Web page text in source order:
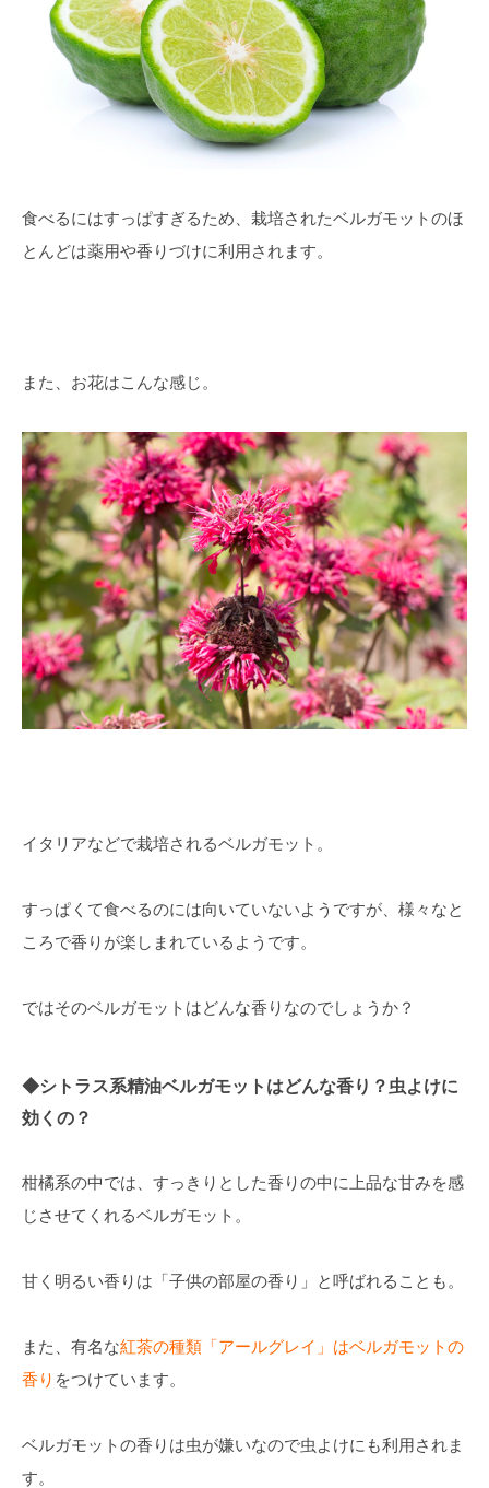
食べるにはすっぱすぎるため、栽培されたベルガモットのほ
とんどは薬用や香りづけに利用されます。
また、お花はこんな感じ。
イタリアなどで栽培されるベルガモット。
すっぱくて食べるのには向いていないようですが、様々なと
ころで香りが楽しまれているようです。
ではそのベルガモットはどんな香りなのでしょうか？
◆シトラス系精油ベルガモットはどんな香り？虫よけに
効くの？
柑橘系の中では、すっきりとした香りの中に上品な甘みを感
じさせてくれるベルガモット。
甘く明るい香りは「子供の部屋の香り」と呼ばれることも。
また、有名な紅茶の種類「アールグレイ」はベルガモットの
香り をつけています。
ベルガモットの香りは虫が嫌いなので虫よけにも利用されま
す。